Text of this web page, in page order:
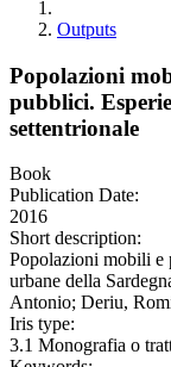
Outputs
Popolazioni
pubblici.
settentrionale
Book
Publication Date:
2016
Short description:
Popolazioni mobili e
urbane della
Antonio; Deriu,
Iris type:
3.1 Monografia o